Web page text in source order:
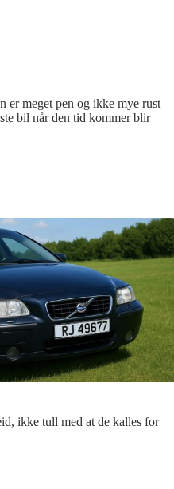
er meget pen og ikke mye rust
bil når den tid kommer blir
ikke tull med at de kalles for